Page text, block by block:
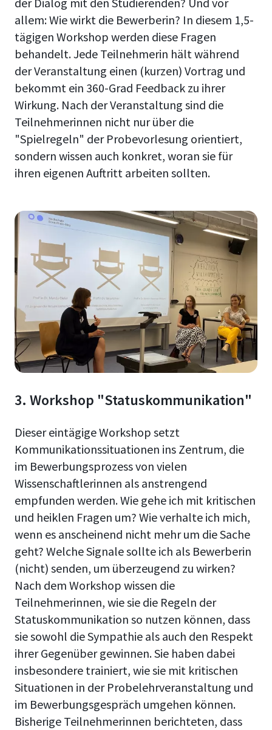
allem: Wie wirkt die Bewerberin? In diesem 1,5-
tägigen Workshop werden diese Fragen
behandelt. Jede Teilnehmerin hält während
der Veranstaltung einen (kurzen) Vortrag und
bekommt ein 360-Grad Feedback zu ihrer
Wirkung. Nach der Veranstaltung sind die
Teilnehmerinnen nicht nur über die
"Spielregeln" der Probevorlesung orientiert,
sondern wissen auch konkret, woran sie für
ihren eigenen Auftritt arbeiten sollten.
3. Workshop "Statuskommunikation"
Dieser eintägige Workshop setzt
Kommunikationssituationen ins Zentrum, die
im Bewerbungsprozess von vielen
Wissenschaftlerinnen als anstrengend
empfunden werden. Wie gehe ich mit kritischen
und heiklen Fragen um? Wie verhalte ich mich,
wenn es anscheinend nicht mehr um die Sache
geht? Welche Signale sollte ich als Bewerberin
(nicht) senden, um überzeugend zu wirken?
Nach dem Workshop wissen die
Teilnehmerinnen, wie sie die Regeln der
Statuskommunikation so nutzen können, dass
sie sowohl die Sympathie als auch den Respekt
ihrer Gegenüber gewinnen. Sie haben dabei
insbesondere trainiert, wie sie mit kritischen
Situationen in der Probelehrveranstaltung und
im Bewerbungsgespräch umgehen können.
Bisherige Teilnehmerinnen berichteten, dass